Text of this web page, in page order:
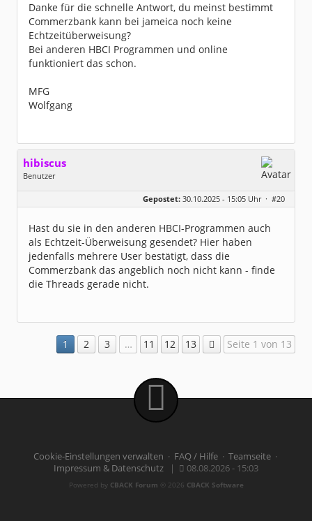
Danke für die schnelle Antwort, du meinst bestimmt
Commerzbank kann bei jameica noch keine
Echtzeitüberweisung?
Bei anderen HBCI Programmen und online
funktioniert das schon.
MFG
Wolfgang
hibiscus
Benutzer
Homepage:
willuhn.de/
Dabei seit:
03 / 2005
Gepostet: 30.10.2025 - 15:05 Uhr · #20
Hast du sie in den anderen HBCI-Programmen auch
als Echtzeit-Überweisung gesendet? Hier haben
jedenfalls mehrere User bestätigt, dass die
Commerzbank das angeblich noch nicht kann - finde
die Threads gerade nicht.
1 2 3 … 11 12 13 Seite 1 von 13
Cookie-Einstellungen verwalten · FAQ / Hilfe· Teamseite·
Impressum & Datenschutz | 08.08.2026 - 15:03
Powered by CBACK Forum © 2026 CBACK Software